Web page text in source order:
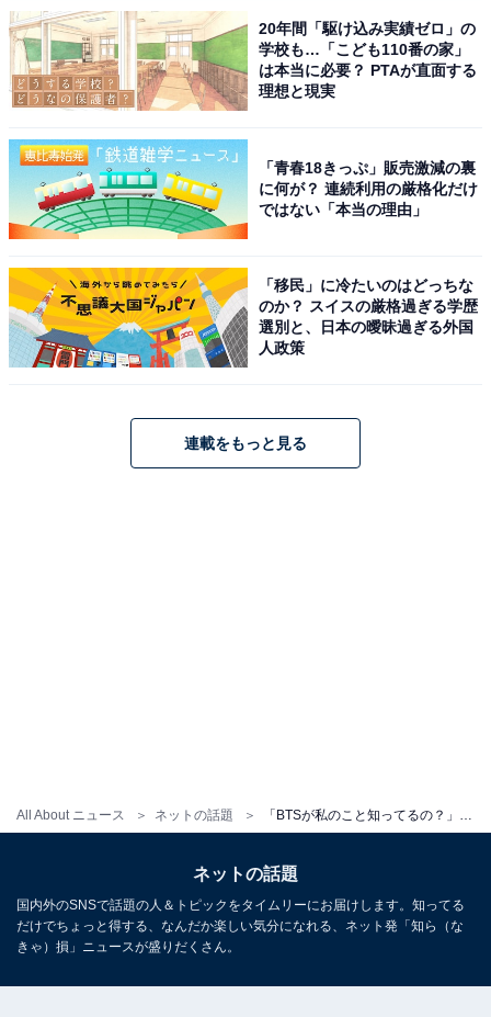
All About ニュース ネットの話題
20年間「駆け込み実績ゼロ」の
学校も…「こども110番の家」
は本当に必要？ PTAが直面する
理想と現実
「青春18きっぷ」販売激減の裏
に何が？ 連続利用の厳格化だけ
ではない「本当の理由」
「移民」に冷たいのはどっちな
のか？ スイスの厳格過ぎる学歴
選別と、日本の曖昧過ぎる外国
人政策
連載をもっと見る
ネットの話題
国内外のSNSで話題の人＆トピックをタイムリーにお届けします。知ってる
だけでちょっと得する、なんだか楽しい気分になれる、ネット発「知ら（な
きゃ）損」ニュースが盛りだくさん。